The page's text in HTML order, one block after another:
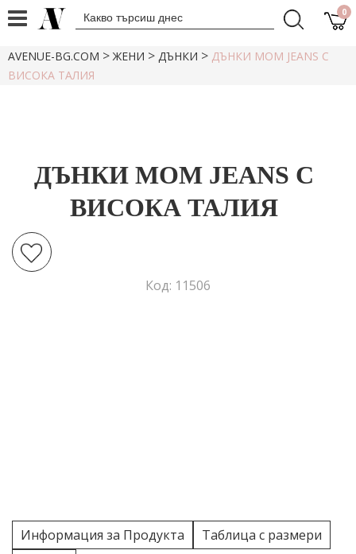
0
AVENUE-BG.COM >ЖЕНИ > ДЪНКИ > ДЪНКИ MOM JEANS С
ВИСОКА ТАЛИЯ
ДЪНКИ MOM JEANS С
ВИСОКА ТАЛИЯ
Код: 11506
Информация за Продукта
Таблица с размери